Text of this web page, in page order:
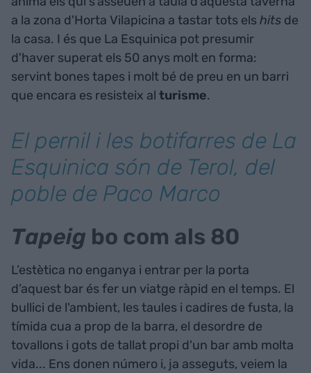
a la zona d'Horta Vilapicina a tastar tots elshits de
la casa. I és que La Esquinica pot presumir
d'haver superat els 50 anys molt en forma:
servint bones tapes i molt bé de preu en un barri
que encara es resisteix al turisme.
El pernil i les botifarres de La
Esquinica són de Terol, del
poble de Paco Marco
Tapeig bo com als 80
L’estètica no enganya i entrar per la porta
d’aquest bar és fer un viatge ràpid en el temps. El
bullici de l'ambient, les taules i cadires de fusta, la
tímida cua a prop de la barra, el desordre de
tovallons i gots de tallat propi d'un bar amb molta
vida... Ens donen número i, ja asseguts, veiem la